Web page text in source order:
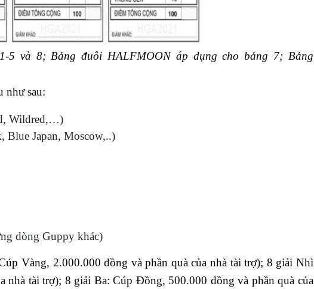
5 và 8; Bảng đuôi HALFMOON áp dụng cho bảng 7; Bảng
như sau:
Wildred,…)
Blue Japan, Moscow,..)
dòng Guppy khác)
Vàng, 2.000.000 đồng và phần quà của nhà tài trợ); 8 giải Nhì
nhà tài trợ); 8 giải Ba: Cúp Đồng, 500.000 đồng và phần quà của